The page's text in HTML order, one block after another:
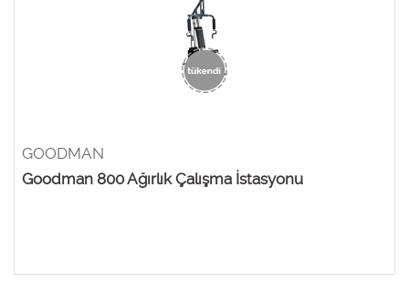
GOODMAN
Goodman 800 Ağırlık Çalışma İstasyonu